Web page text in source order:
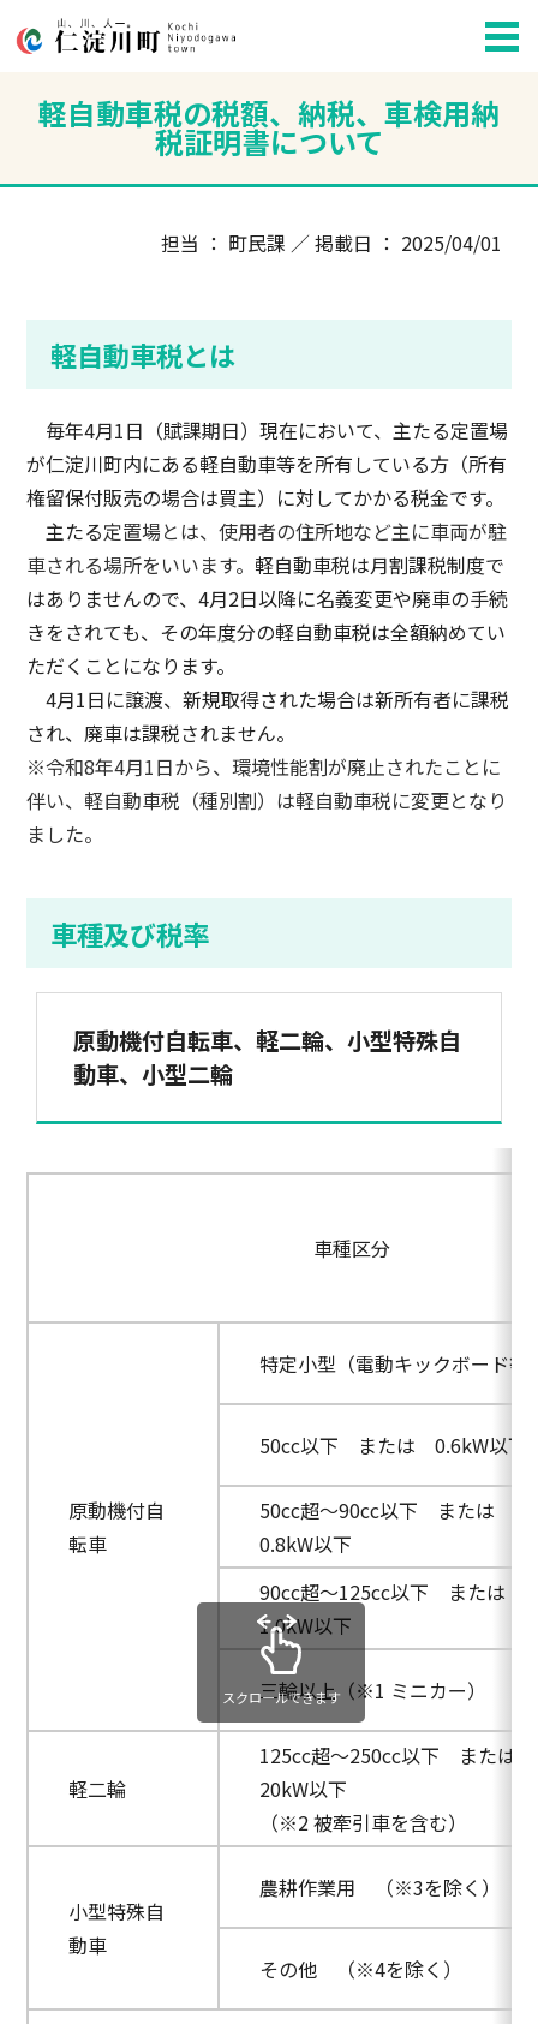
軽自動車税の税額、納税、車検用納
税証明書について
担当 ： 町民課 ／ 掲載日 ： 2025/04/01
軽自動車税とは
毎年4月1日（賦課期日）現在において、主たる定置場
が仁淀川町内にある軽自動車等を所有している方（所有
権留保付販売の場合は買主）に対してかかる税金です。
主たる定置場とは、使用者の住所地など主に車両が駐
車される場所をいいます。 軽自動車税は月割課税制度で
はありませんので、4月2日以降に名義変更や廃車の手続
きをされても、その年度分の軽自動車税は全額納めてい
ただくことになります。
4月1日に譲渡、新規取得された場合は新所有者に課税
され、廃車は課税されません。
※令和8年4月1日から、環境性能割が廃止されたことに
伴い、軽自動車税（種別割）は軽自動車税に変更となり
ました。
車種及び税率
原動機付自転車、軽二輪、小型特殊自
動車、小型二輪
車種区分
原動機付自
転車
特定小型（電動キックボード等
50cc以下 または 0.6kW以下
50cc超～90cc以下 または
0.8kW以下
90cc超～125cc以下 または
1.0kW以下
三輪以上（※1 ミニカー）
軽二輪
125cc超～250cc以下 または
20kW以下
（※2 被牽引車を含む）
小型特殊自
動車
農耕作業用 （※3を除く）
その他 （※4を除く）
スクロールできます